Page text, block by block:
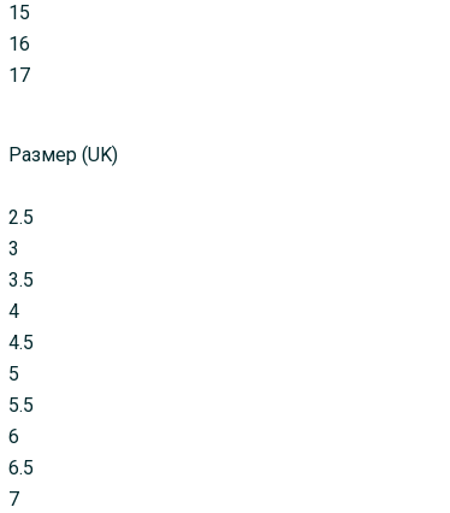
15
16
17
Размер (UK)
2.5
3
3.5
4
4.5
5
5.5
6
6.5
7